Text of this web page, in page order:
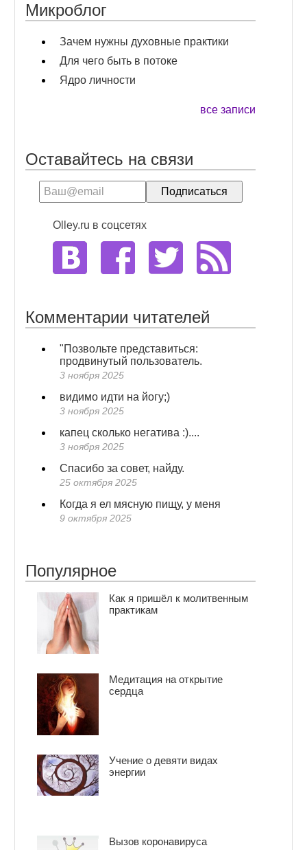
Микроблог
Зачем нужны духовные практики
Для чего быть в потоке
Ядро личности
все записи
Оставайтесь на связи
Olley.ru в соцсетях
Комментарии читателей
"Позвольте представиться:
продвинутый пользователь.
3 ноября 2025
видимо идти на йогу;)
3 ноября 2025
капец сколько негатива :)....
3 ноября 2025
Спасибо за совет, найду.
25 октября 2025
Когда я ел мясную пищу, у меня
9 октября 2025
Популярное
Как я пришёл к молитвенным
практикам
Медитация на открытие
сердца
Учение о девяти видах
энергии
Вызов коронавируса